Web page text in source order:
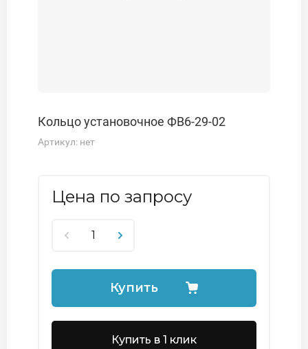
Кольцо установочное ФВ6-29-02
Артикул: нет
Цена по запросу
Купить
Купить в 1 клик